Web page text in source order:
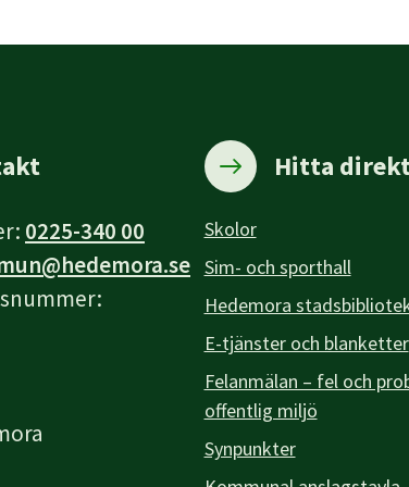
0225-340 00
Hitta
Skolor
Sim- och sporthall
Hedemora
E-tjänster och blanketter
Felanmälan – fel och
offentlig miljö
Synpunkter